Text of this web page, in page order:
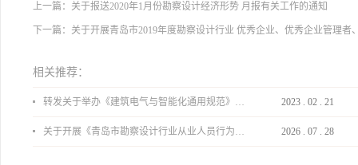
上一篇： 关于报送2020年1月份勘察设计经济形势 月报有关工作的通知
下一篇： 关于开展青岛市2019年度勘察设计行业 优秀企业、优秀企业管理者
相关推荐：
转发关于举办《建筑电气与智能化通用规范》 GB55024-2022公益宣贯的通知 2023 . 02 . 21
关于开展《青岛市勘察设计行业从业人员行为导则》、《青岛市住宅工程设计审查品质提升指引（2026版）》宣贯活动的通知 2026 . 07 . 28